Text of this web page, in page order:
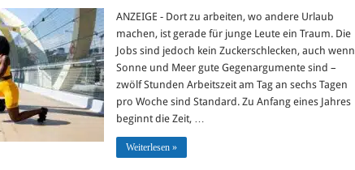
Jobs
Vorsicht
vor
unseriösen
Angeboten
ANZEIGE - Dort zu arbeiten, wo andere Urlaub
machen, ist gerade für junge Leute ein Traum. Die
Jobs sind jedoch kein Zuckerschlecken, auch wenn
Sonne und Meer gute Gegenargumente sind –
zwölf Stunden Arbeitszeit am Tag an sechs Tagen
pro Woche sind Standard. Zu Anfang eines Jahres
beginnt die Zeit, …
Weiterlesen »